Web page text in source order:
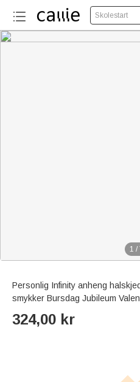
Skolestart
1 /
Personlig Infinity anheng
smykker Bursdag Jubileum
324,00 kr